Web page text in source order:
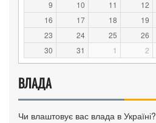
9
10 11 12
16
17 18 19
23
24 25 26
30
31 1 2
ВЛАДА
Чи влаштовує вас влада в Україні?